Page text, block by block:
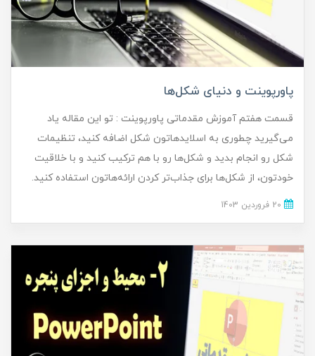
پاورپوینت و دنیای شکل‌ها
قسمت هفتم آموزش مقدماتی پاورپوینت : تو این مقاله یاد
می‌گیرید چطوری به اسلایدهاتون شکل اضافه کنید، تنظیمات
شکل رو انجام بدید و شکل‌ها رو با هم ترکیب کنید و با خلاقیت
خودتون، از شکل‌ها برای جذاب‌تر کردن ارائه‌هاتون استفاده کنید.